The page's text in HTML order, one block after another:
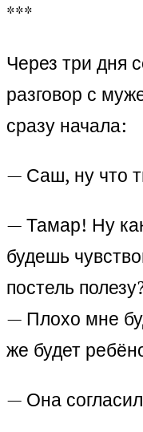
***
Через три дня
разговор с
сразу начала:
— Саш, ну что
— Тамар! Ну
будешь
постель
— Плохо мне
же будет
— Она